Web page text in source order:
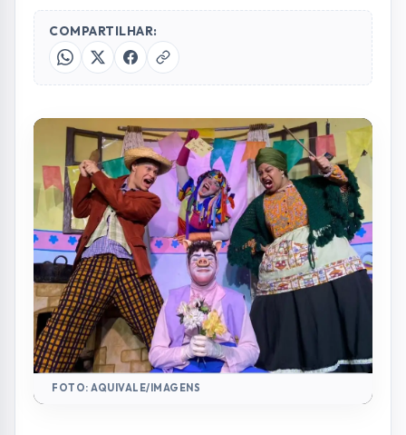
COMPARTILHAR:
FOTO: AQUIVALE/IMAGENS